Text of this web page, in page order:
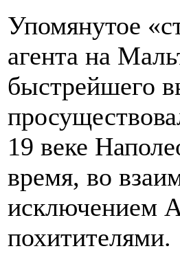
Упомянутое
агента на
быстрейшего
19 веке
время, во
исключением
похитителями.